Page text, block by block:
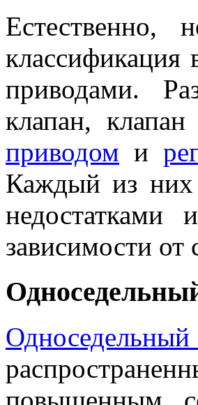
Естественно,
классификация
приводами.
клапан,
приводом и
Каждый из них
недостатками
зависимости от